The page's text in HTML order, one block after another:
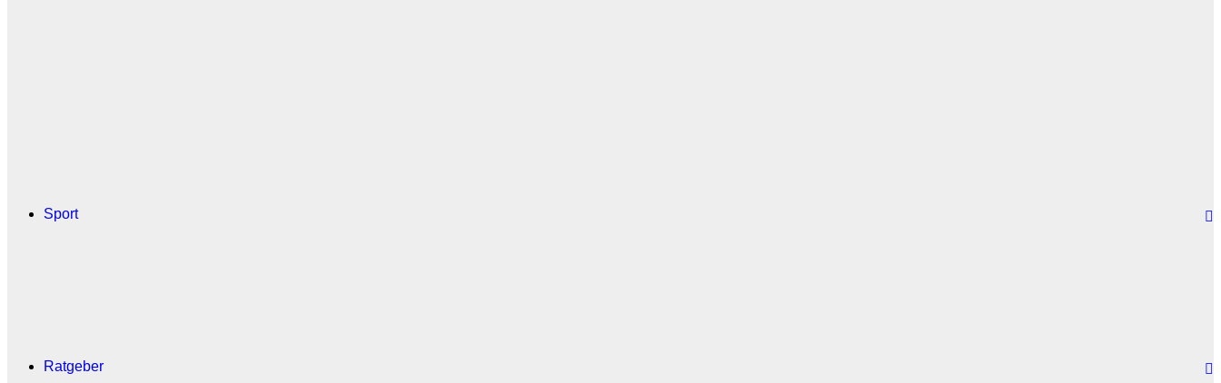
Sport
Ratgeber